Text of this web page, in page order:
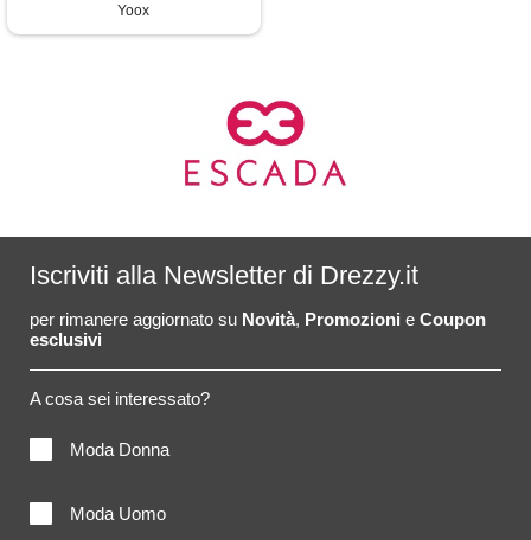
Yoox
Iscriviti alla Newsletter di Drezzy.it
per rimanere aggiornato su Novità, Promozioni e Coupon
esclusivi
A cosa sei interessato?
Moda Donna
Moda Uomo